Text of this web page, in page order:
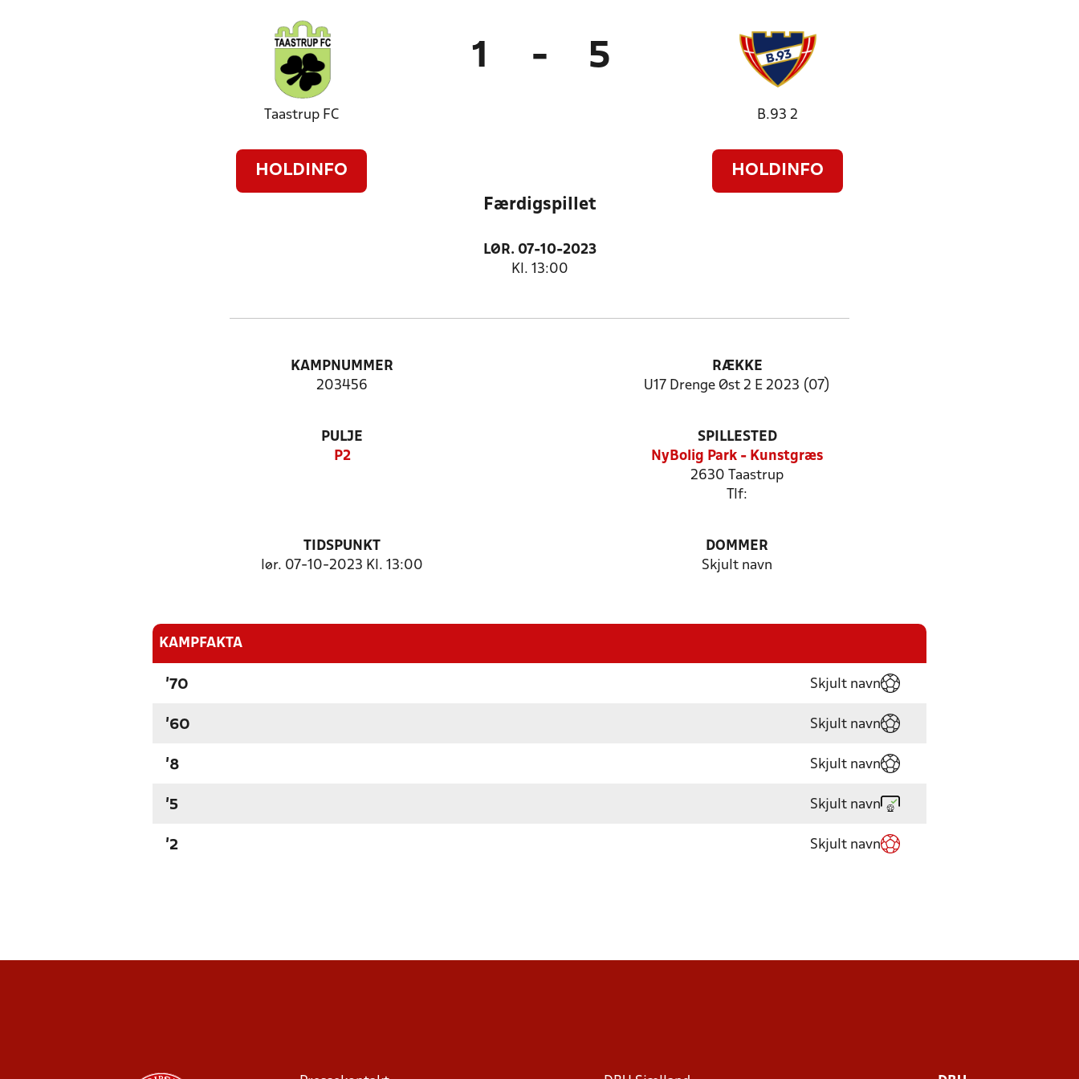
Taastrup FC
HOLDINFO
1 - 5
B.93 2
HOLDINFO
Færdigspillet
LØR. 07-10-2023
Kl. 13:00
KAMPNUMMER
203456
RÆKKE
U17 Drenge Øst 2 E 2023 (07)
PULJE
P2
SPILLESTED
NyBolig Park - Kunstgræs
2630 Taastrup
Tlf:
TIDSPUNKT
lør. 07-10-2023 Kl. 13:00
DOMMER
Skjult navn
KAMPFAKTA
'70 Skjult navn
'60 Skjult navn
'8 Skjult navn
'5 Skjult navn
'2 Skjult navn